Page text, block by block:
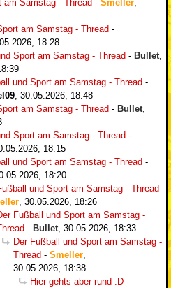
am Samstag - Thread - Smeller
am Samstag - Thread -
18:28
Sport am Samstag - Thread - Bullet
und Sport am Samstag - Thread -
30.05.2026, 18:48
am Samstag - Thread - Bullet
Sport am Samstag - Thread -
18:15
und Sport am Samstag - Thread -
18:20
und Sport am Samstag - Thread
30.05.2026, 18:26
Fußball und Sport am Samstag -
- Bullet 30.05.2026, 18:33
Der Fußball und Sport am Samstag -
Thread - Smeller
30.05.2026, 18:38
Hier gehts aber rund :D -